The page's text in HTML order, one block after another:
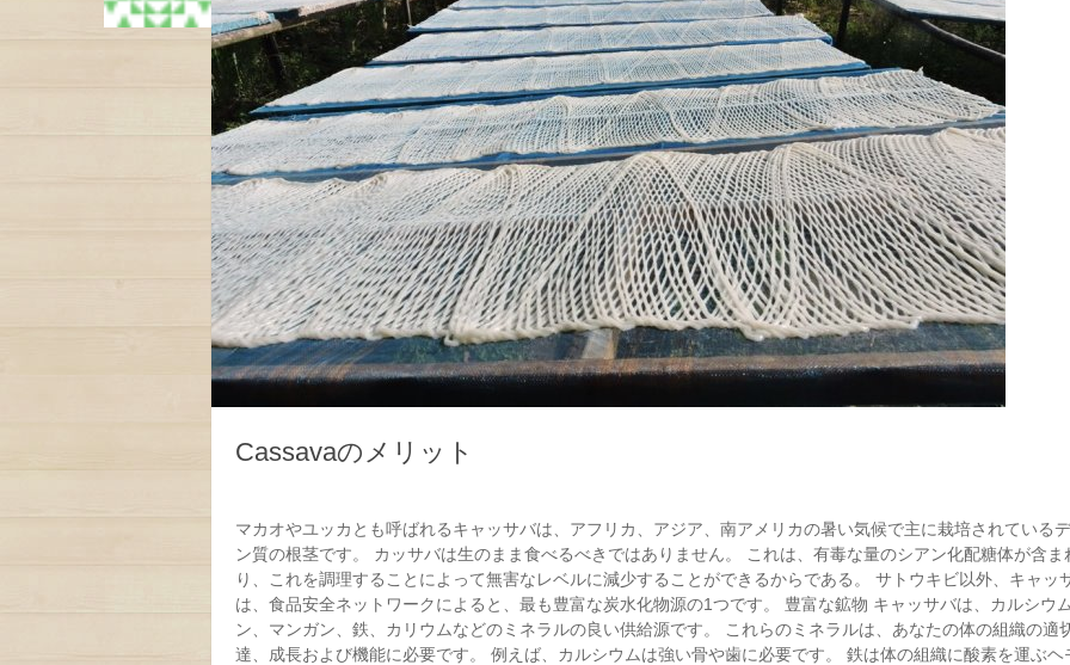
Cassavaのメリット
マカオやユッカとも呼ばれるキャッサバは、アフリカ、アジア、南アメリカの暑い気候で主に栽培されている
ン質の根茎です。 カッサバは生のまま食べるべきではありません。 これは、有毒な量のシアン化配糖体が含ま
り、これを調理することによって無害なレベルに減少することができるからである。 サトウキビ以外、キャッ
は、食品安全ネットワークによると、最も豊富な炭水化物源の1つです。 豊富な鉱物 キャッサバは、カルシウ
ン、マンガン、鉄、カリウムなどのミネラルの良い供給源です。 これらのミネラルは、あなたの体の組織の適
達、成長および機能に必要です。 例えば、カルシウムは強い骨や歯に必要です。 鉄は体の組織に酸素を運ぶヘ